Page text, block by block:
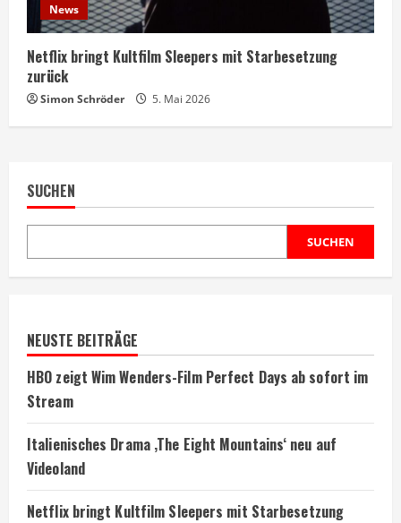
News
Netflix bringt Kultfilm Sleepers mit Starbesetzung
zurück
Simon Schröder 5. Mai 2026
SUCHEN
SUCHEN
NEUSTE BEITRÄGE
HBO zeigt Wim Wenders-Film Perfect Days ab sofort im
Stream
Italienisches Drama ‚The Eight Mountains‘ neu auf
Videoland
Netflix bringt Kultfilm Sleepers mit Starbesetzung